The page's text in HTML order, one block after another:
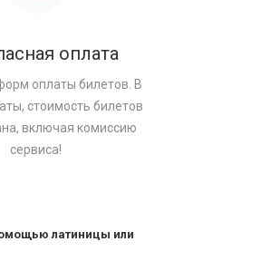
оплата
оплаты билетов. В
стоимость билетов
включая комиссию
сервиса!
латиницы или